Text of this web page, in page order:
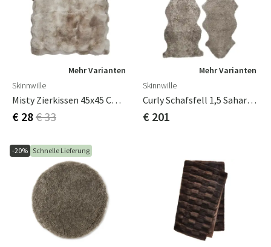
Mehr Varianten
Skinnwille
Misty Zierkissen 45x45 Cm Sand
€ 28€ 33
Mehr Varianten
Skinnwille
Curly Schafsfell 1,5 Sahara/Hellbraun
€ 201
-20% Schnelle Lieferung